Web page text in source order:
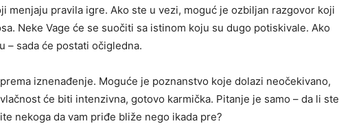
menjaju pravila igre. Ako ste u vezi, moguć je ozbiljan razgovor koji
Neke Vage će se suočiti sa istinom koju su dugo potiskivale. Ako
– sada će postati očigledna.
iznenađenje. Moguće je poznanstvo koje dolazi neočekivano,
će biti intenzivna, gotovo karmička. Pitanje je samo – da li ste
nekoga da vam priđe bliže nego ikada pre?